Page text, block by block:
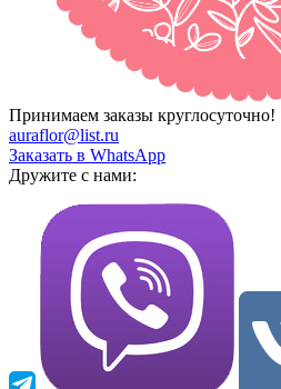
Принимаем заказы круглосуточно!
auraflor@list.ru
Заказать в WhatsApp
Дружите с нами: